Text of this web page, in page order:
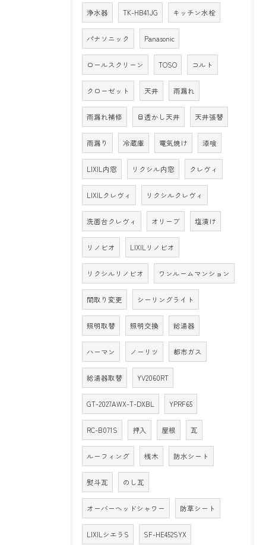
浄水器 TK-HB41JG キッチン水栓
パナソニック Panasonic
ロールスクリーン TOSO コルト
クローゼット 天井 雨漏れ
雨漏れ補修 目透かし天井 天井張替
雨漏り 冷蔵庫 電気焼け 漆喰
LIXIL内窓 リクシル内窓 クレヴィ
LIXILクレヴィ リクシルクレヴィ
洗面台クレヴィ オリーブ 塩漬け
リノビオ LIXILリノビオ
リクシルリノビオ ワンルームマンション
間取り変更 シーリングライト
照明取替 照明交換 給湯器
ハーマン ノーリツ 都市ガス
給湯器取替 YV2060RT
GT-2027AWX-T-DXBL YPRF65
RC-B071S 押入 屋根 瓦
ルーフィング 桟木 防水シート
熨斗瓦 のし瓦
オーバーヘッドシャワー 防草シート
LIXILシエラS SF-HE452SYX